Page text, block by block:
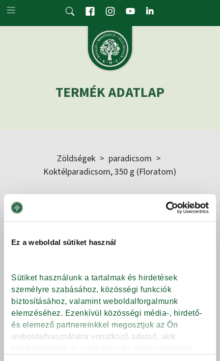
Ez a weboldal sütiket használ
Sütiket használunk a tartalmak és hirdetések
személyre szabásához, közösségi funkciók
biztosításához, valamint weboldalforgalmunk
elemzéséhez. Ezenkívül közösségi média-, hirdető-
és elemező partnereinkkel megosztjuk az Ön
weboldalhasználatra vonatkozó adatait, akik
kombinálhatják az adatokat más olyan adatokkal,
Skip to main content
TERMÉK ADATLAP
Zöldségek > paradicsom >
Koktélparadicsom, 350 g (Floratom)